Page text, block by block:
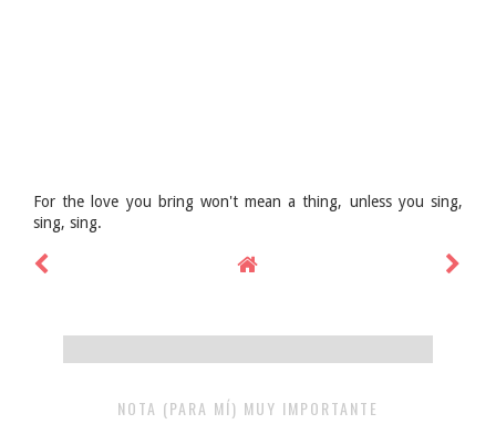
For the love you bring won't mean a thing, unless you sing,
sing, sing.
NOTA (PARA MÍ) MUY IMPORTANTE